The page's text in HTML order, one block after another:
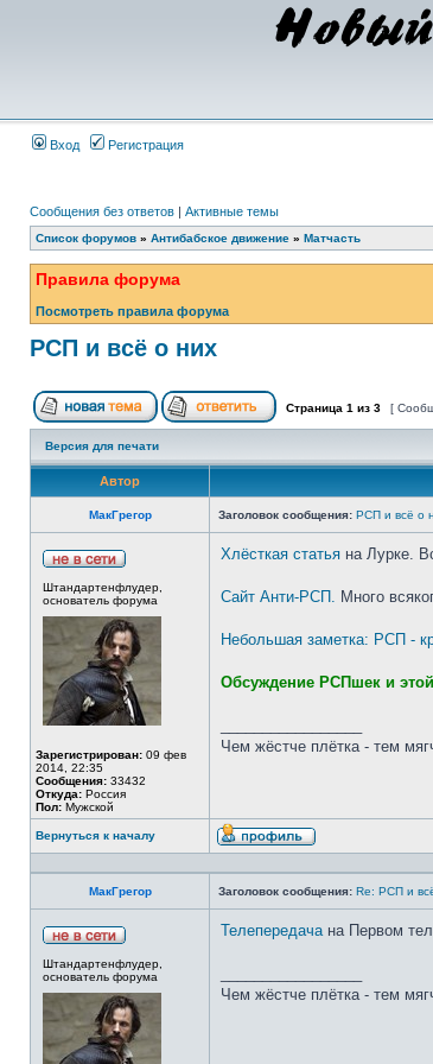
Вход Регистрация
Сообщения без ответов | Активные темы
Список форумов » Антибабское движение » Матчасть
Правила форума
Посмотреть правила форума
РСП и всё о них
Страница 1 из 3 [
Версия для печати
Автор
МакГрегор Заголовок сообщения: РСП и всё о
Штандартенфлудер,
основатель форума
Зарегистрирован: 09 фев
2014, 22:35
Сообщения: 33432
Откуда: Россия
Пол: Мужской
Хлёсткая статья на Лурке.
Сайт Анти-РСП. Много
Небольшая заметка: РСП -
Обсуждение РСПшек и
Чем жёстче плётка - тем
Вернуться к началу
МакГрегор Заголовок сообщения: Re: РСП и
Штандартенфлудер,
основатель форума
Телепередачана Первом
Чем жёстче плётка - тем